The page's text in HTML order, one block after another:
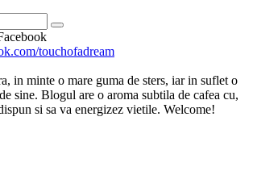
Search
touchofadream
in minte o mare guma de sters, iar in suflet o
sine. Blogul are o aroma subtila de cafea cu,
si sa va energizez vietile. Welcome!